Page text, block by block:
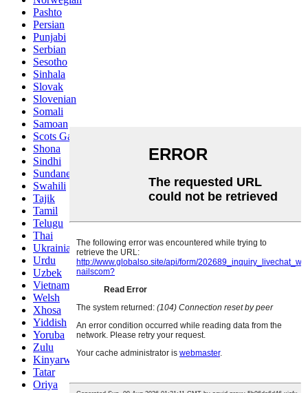
Pashto
Persian
Punjabi
Serbian
Sesotho
Sinhala
Slovak
Slovenian
Somali
Samoan
Scots Gaelic
Shona
Sindhi
Sundanese
Swahili
Tajik
Tamil
Telugu
Thai
Ukrainian
Urdu
Uzbek
Vietnamese
Welsh
Xhosa
Yiddish
Yoruba
Zulu
Kinyarwanda
Tatar
Oriya